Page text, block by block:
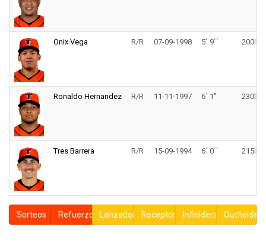
Onix Vega R/R 07-09-1998 5´ 9´´ 200lbs.
Ronaldo Hernandez R/R 11-11-1997 6´ 1" 230lbs.
Tres Barrera R/R 15-09-1994 6´ 0´´ 215lbs.
Sorteos Refuerzos LanzadoresReceptores Infielders Outfielders